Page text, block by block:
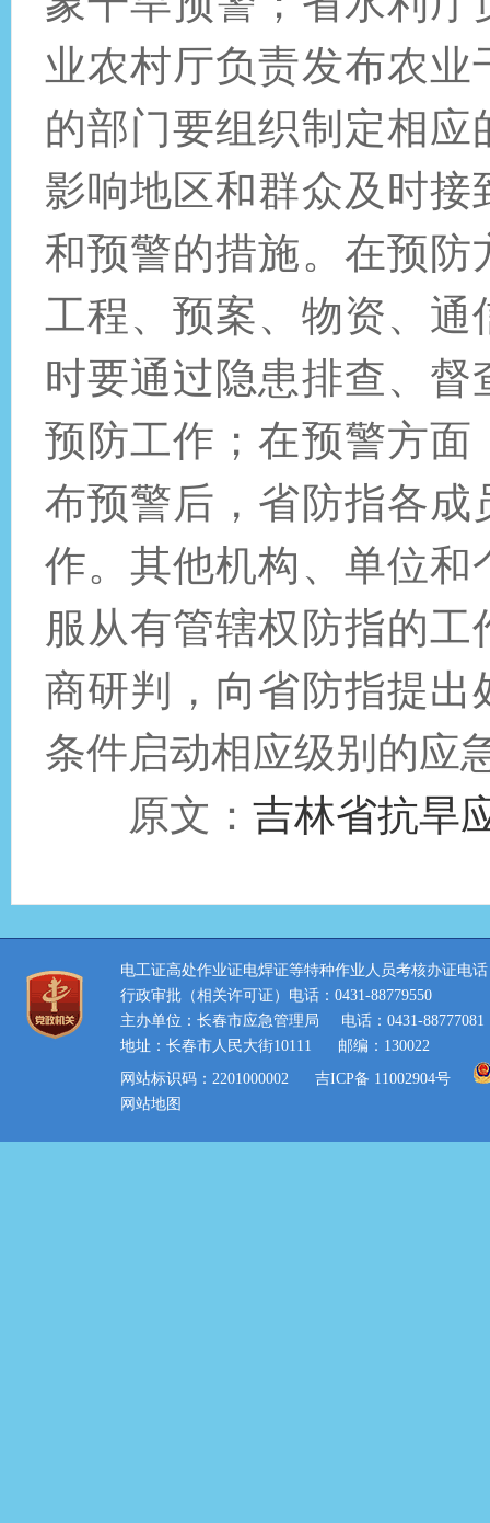
业农村厅负责发布农
的部门要组织制定相
影响地区和群众及时
和预警的措施。在预
工程、预案、物资、
时要通过隐患排查、
预防工作；在预警方
布预警后，省防指各
作。其他机构、单位
服从有管辖权防指的
商研判，向省防指提
条件启动相应级别的应
原文： 吉林省抗旱
电工证高处作业证电焊证等特种作业人员考核办证电话
行政审批（相关许可证）电话：0431-88779550
主办单位：长春市应急管理局
电话：0431-88777081
地址：长春市人民大街10111
邮编：130022
网站标识码：2201000002
吉ICP备 11002904号
网站地图